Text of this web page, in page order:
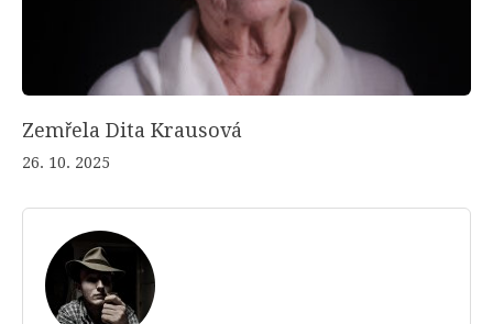
Zemřela Dita Krausová
26. 10. 2025